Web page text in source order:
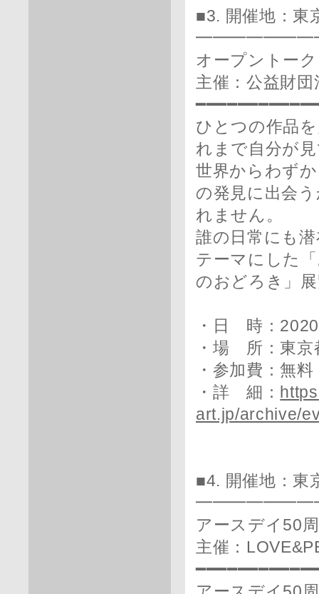
■3. 開催地：
オープントー
主催：公益財
ひとつの作品
れまで自分が
世界からわず
の発見に出会
れません。
誰の日常にも
テーマにした
のおどろき」
・日 時：
・場 所：東京
・参加費：無料
・詳 細：
art.jp/archive/
■4. 開催地：
アースデイ50
主催：